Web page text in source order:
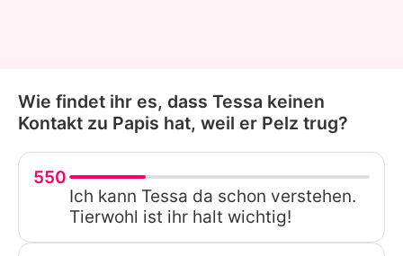
Wie findet ihr es, dass Tessa keinen
Kontakt zu Papis hat, weil er Pelz trug?
550
Ich kann Tessa da schon verstehen.
Tierwohl ist ihr halt wichtig!